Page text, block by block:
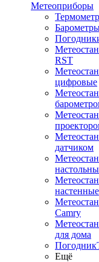
Метеоприборы
RST
цифровые
датчиком
настенные
Camry
для дома
Ещё